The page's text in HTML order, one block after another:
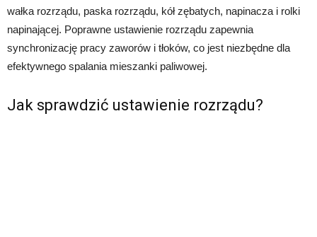
wałka rozrządu, paska rozrządu, kół zębatych, napinacza i rolki
napinającej. Poprawne ustawienie rozrządu zapewnia
synchronizację pracy zaworów i tłoków, co jest niezbędne dla
efektywnego spalania mieszanki paliwowej.
Jak sprawdzić ustawienie rozrządu?